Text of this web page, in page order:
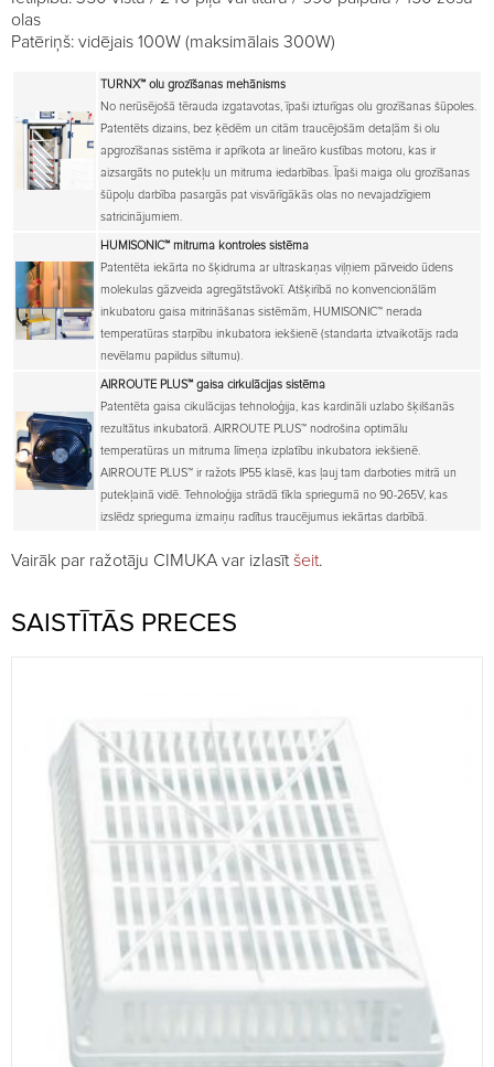
olas
Patēriņš: vidējais 100W (maksimālais 300W)
TURNX™ olu grozīšanas mehānisms
No nerūsējošā tērauda izgatavotas, īpaši izturīgas olu grozīšanas šūpoles.
Patentēts dizains, bez ķēdēm un citām traucējošām detaļām ši olu
apgrozīšanas sistēma ir aprīkota ar lineāro kustības motoru, kas ir
aizsargāts no putekļu un mitruma iedarbības. Īpaši maiga olu grozīšanas
šūpoļu darbība pasargās pat visvārīgākās olas no nevajadzīgiem
satricinājumiem.
HUMISONIC™ mitruma kontroles sistēma
Patentēta iekārta no šķidruma ar ultraskaņas viļņiem pārveido ūdens
molekulas gāzveida agregātstāvokī. Atšķirībā no konvencionālām
inkubatoru gaisa mitrināšanas sistēmām, HUMISONIC™ nerada
temperatūras starpību inkubatora iekšienē (standarta iztvaikotājs rada
nevēlamu papildus siltumu).
AIRROUTE PLUS™ gaisa cirkulācijas sistēma
Patentēta gaisa cikulācijas tehnoloģija, kas kardināli uzlabo šķilšanās
rezultātus inkubatorā. AIRROUTE PLUS™ nodrošina optimālu
temperatūras un mitruma līmeņa izplatību inkubatora iekšienē.
AIRROUTE PLUS™ ir ražots IP55 klasē, kas ļauj tam darboties mitrā un
putekļainā vidē. Tehnoloģija strādā tīkla spriegumā no 90-265V, kas
izslēdz sprieguma izmaiņu radītus traucējumus iekārtas darbībā.
Vairāk par ražotāju CIMUKA var izlasīt šeit.
SAISTĪTĀS PRECES